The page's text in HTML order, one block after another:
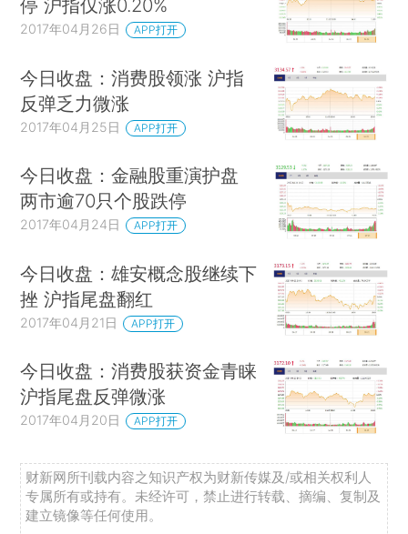
停 沪指仅涨0.20%
2017年04月26日 APP打开
今日收盘：消费股领涨 沪指
反弹乏力微涨
2017年04月25日 APP打开
今日收盘：金融股重演护盘
两市逾70只个股跌停
2017年04月24日 APP打开
今日收盘：雄安概念股继续下
挫 沪指尾盘翻红
2017年04月21日 APP打开
今日收盘：消费股获资金青睐
沪指尾盘反弹微涨
2017年04月20日 APP打开
财新网所刊载内容之知识产权为财新传媒及/或相关权利人
专属所有或持有。未经许可，禁止进行转载、摘编、复制及
建立镜像等任何使用。